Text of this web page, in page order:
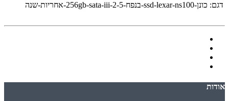
דגם: כונן-ssd-lexar-ns100-בנפח-256gb-sata-iii-2-5-אחריות-שנה
אודות